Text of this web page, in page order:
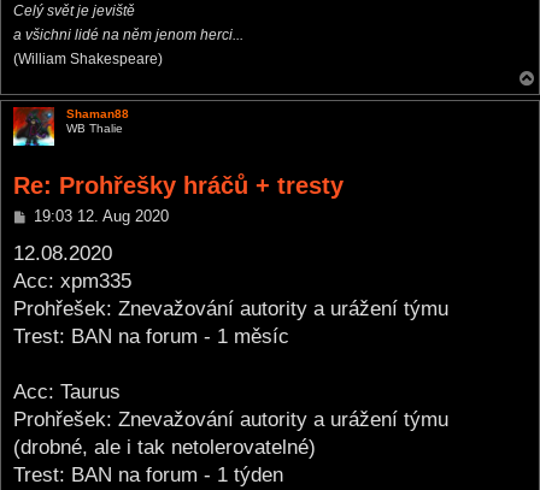
Celý svět je jeviště
a všichni lidé na něm jenom herci...
(William Shakespeare)
Shaman88
WB Thalie
Re: Prohřešky hráčů + tresty
P
s
19:03 12. Aug 2020
12.08.2020
Acc: xpm335
Prohřešek: Znevažování autority a urážení týmu
Trest: BAN na forum - 1 měsíc
Acc: Taurus
Prohřešek: Znevažování autority a urážení týmu
(drobné, ale i tak netolerovatelné)
Trest: BAN na forum - 1 týden